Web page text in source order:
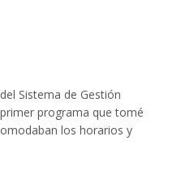
Sistema de Gestión
programa que tomé
los horarios y